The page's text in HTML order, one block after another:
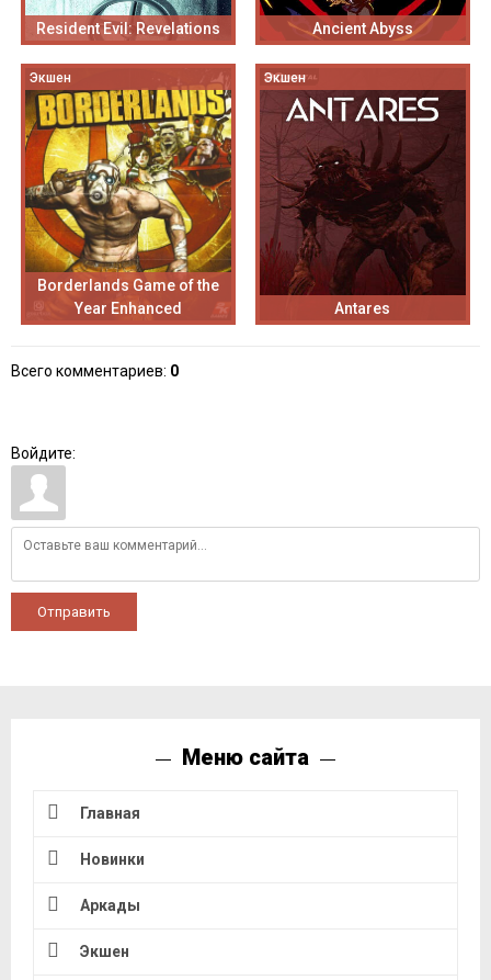
Resident Evil: Revelations Ancient Abyss
Экшен
Borderlands Game of the
Year Enhanced
Экшен
Antares
Всего комментариев: 0
Войдите:
Отправить
Меню сайта
Главная
Новинки
Аркады
Экшен